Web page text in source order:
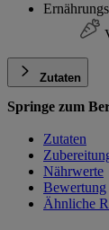
Zutaten
Springe zum
Zutaten
Nährwerte
Bewertung
Ähnliche